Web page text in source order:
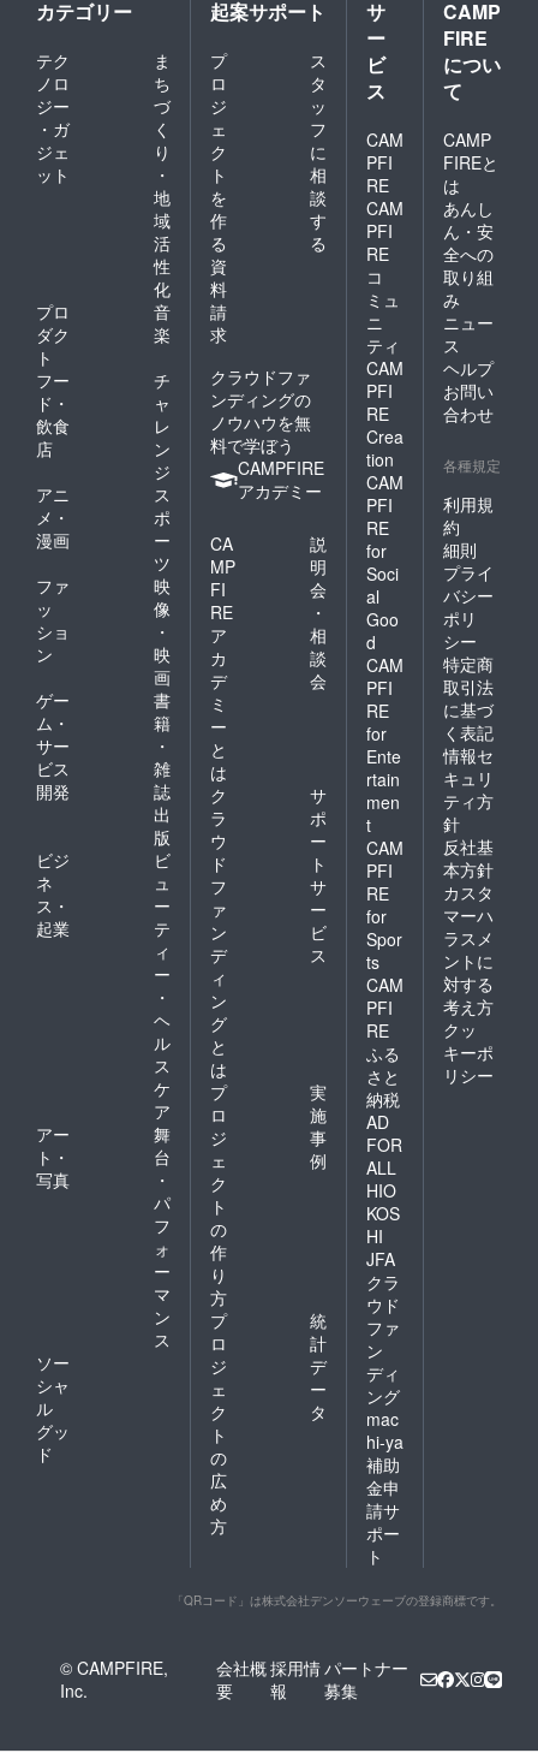
カテゴリー
テク
ノロ
ジー
・ガ
ジェ
ット
ま
ち
づ
く
り
・
地
域
活
性
化
プロ
ダク
ト
音
楽
フー
ド・
飲食
店
チ
ャ
レ
ン
ジ
アニ
メ・
漫画
ス
ポ
ー
ツ
ファ
ッ
ショ
ン
映
像
・
映
画
ゲー
ム・
サー
ビス
開発
書
籍
・
雑
誌
出
版
ビジ
ネ
ス・
起業
ビ
ュ
ー
テ
ィ
ー
・
ヘ
ル
ス
ケ
ア
アー
ト・
写真
舞
台
・
パ
フ
ォ
ー
マ
ン
ス
ソー
シャ
ル
グッ
ド
起案サポート
プ
ロ
ジ
ェ
ク
ト
を
作
る
ス
タ
ッ
フ
に
相
談
す
る
資
料
請
求
クラウドファ
ンディングの
ノウハウを無
料で学ぼう
CAMPFIRE
アカデミー
CA
MP
FI
RE
ア
カ
デ
ミ
ー
と
は
説
明
会
・
相
談
会
ク
ラ
ウ
ド
フ
ァ
ン
デ
ィ
ン
グ
と
は
サ
ポ
ー
ト
サ
ー
ビ
ス
プ
ロ
ジ
ェ
ク
ト
の
作
り
方
実
施
事
例
プ
ロ
ジ
ェ
ク
ト
の
広
め
方
統
計
デ
ー
タ
サ
ー
ビ
ス
CAM
PFI
RE
CAM
PFI
RE
コ
ミュ
ニ
ティ
CAM
PFI
RE
Crea
tion
CAM
PFI
RE
for
Soci
al
Goo
d
CAM
PFI
RE
for
Ente
rtain
men
t
CAM
PFI
RE
for
Spor
ts
CAM
PFI
RE
ふる
さと
納税
AD
FOR
ALL
HIO
KOS
HI
JFA
クラ
ウド
ファ
ン
ディ
ング
mac
hi-ya
補助
金申
請サ
ポー
ト
CAMP
FIRE
につい
て
CAMP
FIREと
は
あんし
ん・安
全への
取り組
み
ニュー
ス
ヘルプ
お問い
合わせ
各種規定
利用規
約
細則
プライ
バシー
ポリ
シー
特定商
取引法
に基づ
く表記
情報セ
キュリ
ティ方
針
反社基
本方針
カスタ
マーハ
ラスメ
ントに
対する
考え方
クッ
キーポ
リシー
「QRコード」は株式会社デンソーウェーブの登録商標です。
© CAMPFIRE,
Inc.
会社概
要
採用情
報
パートナー
募集